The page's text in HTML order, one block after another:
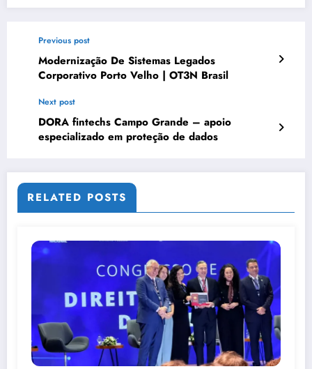
Previous post
Modernização De Sistemas Legados
Corporativo Porto Velho | OT3N Brasil
Next post
DORA fintechs Campo Grande – apoio
especializado em proteção de dados
RELATED POSTS